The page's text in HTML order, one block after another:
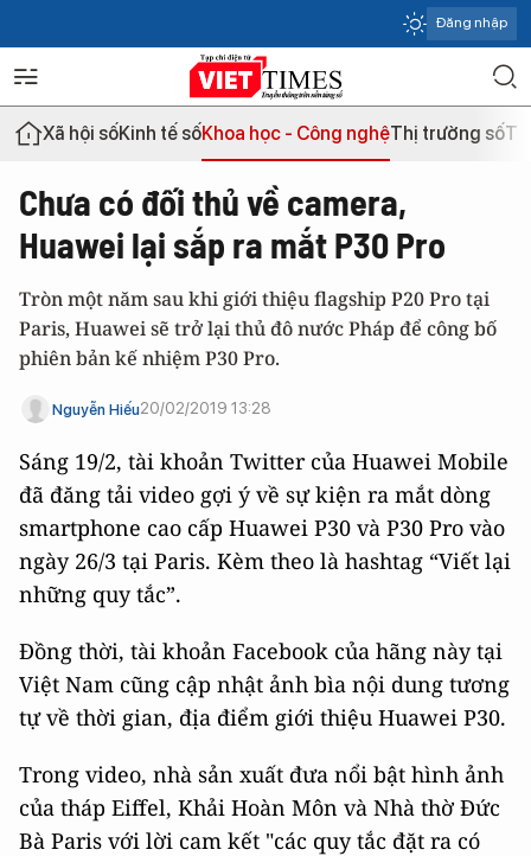
Đăng nhập
Xã hội sốKinh tế sốKhoa học - Công nghệThị trường số
Chưa có đối thủ về camera,
Huawei lại sắp ra mắt P30 Pro
Tròn một năm sau khi giới thiệu flagship P20 Pro tại
Paris, Huawei sẽ trở lại thủ đô nước Pháp để công bố
phiên bản kế nhiệm P30 Pro.
Nguyễn Hiếu20/02/2019 13:28
Sáng 19/2, tài khoản Twitter của Huawei Mobile
đã đăng tải video gợi ý về sự kiện ra mắt dòng
smartphone cao cấp Huawei P30 và P30 Pro vào
ngày 26/3 tại Paris. Kèm theo là hashtag “Viết lại
những quy tắc”.
Đồng thời, tài khoản Facebook của hãng này tại
Việt Nam cũng cập nhật ảnh bìa nội dung tương
tự về thời gian, địa điểm giới thiệu Huawei P30.
Trong video, nhà sản xuất đưa nổi bật hình ảnh
của tháp Eiffel, Khải Hoàn Môn và Nhà thờ Đức
Bà Paris với lời cam kết "các quy tắc đặt ra có